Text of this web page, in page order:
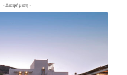
- Διαφήμιση -